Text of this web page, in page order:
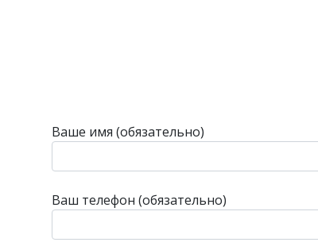
Ваше имя (обязательно)
Ваш телефон (обязательно)